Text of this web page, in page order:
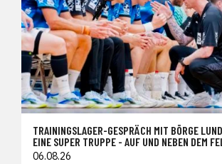
TRAININGSLAGER-GESPRÄCH MIT BÖRGE
EINE SUPER TRUPPE - AUF UND NEBEN DEM
06.08.26